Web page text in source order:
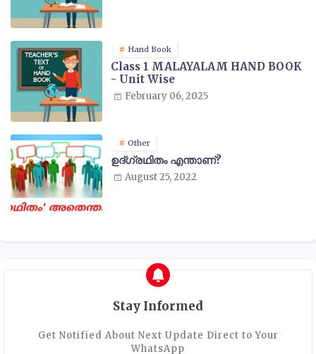
Hand Book
Class 1 MALAYALAM HAND BOOK
- Unit Wise
February 06, 2025
Other
ഉദ്ഗ്രഥിതം എന്താണ്?
August 25, 2022
Stay Informed
Get Notified About Next Update Direct to Your
WhatsApp